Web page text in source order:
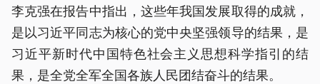
李克强在报告中指出，这些年我国发展取得的成就，
是以习近平同志为核心的党中央坚强领导的结果，是
习近平新时代中国特色社会主义思想科学指引的结
果，是全党全军全国各族人民团结奋斗的结果。